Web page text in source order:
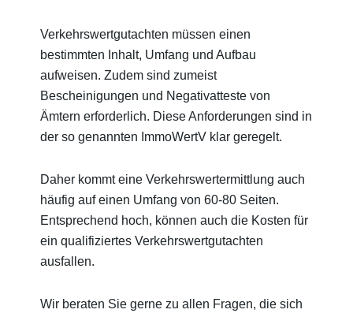
Verkehrswertgutachten müssen einen
bestimmten Inhalt, Umfang und Aufbau
aufweisen. Zudem sind zumeist
Bescheinigungen und Negativatteste von
Ämtern erforderlich. Diese Anforderungen sind in
der so genannten ImmoWertV klar geregelt.
Daher kommt eine Verkehrswertermittlung auch
häufig auf einen Umfang von 60-80 Seiten.
Entsprechend hoch, können auch die Kosten für
ein qualifiziertes Verkehrswertgutachten
ausfallen.
Wir beraten Sie gerne zu allen Fragen, die sich